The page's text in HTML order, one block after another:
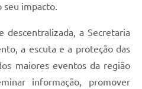
seu impacto.
descentralizada, a Secretaria
a escuta e a proteção das
maiores eventos da região
informação, promover